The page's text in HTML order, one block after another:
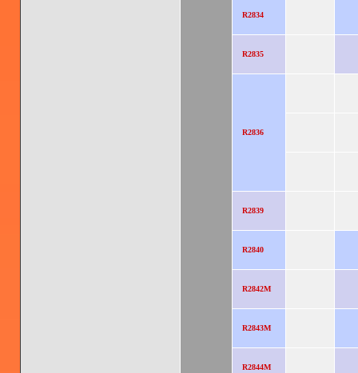
R2834
R2835
R2836
R2839
R2840
R2842M
R2843M
R2844M